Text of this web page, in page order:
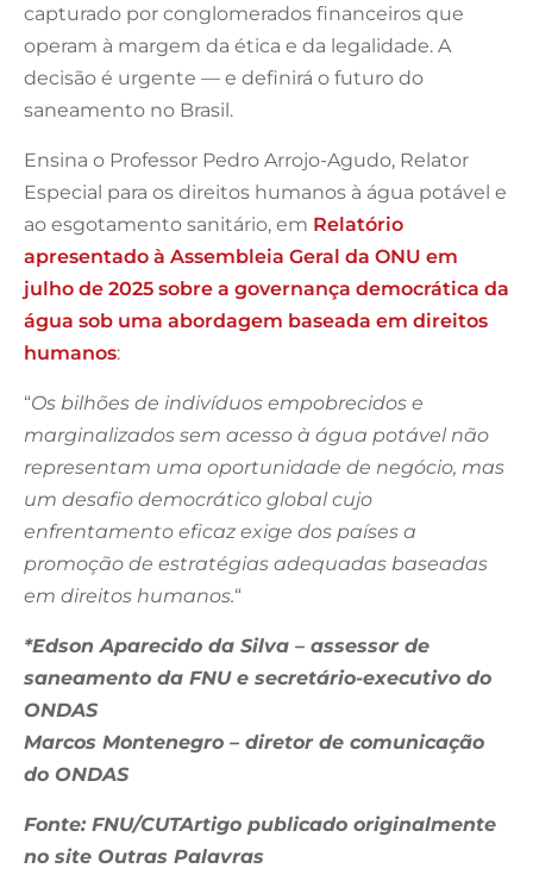
capturado por conglomerados financeiros que
operam à margem da ética e da legalidade. A
decisão é urgente — e definirá o futuro do
saneamento no Brasil.
Ensina o Professor Pedro Arrojo-Agudo, Relator
Especial para os direitos humanos à água potável e
ao esgotamento sanitário, em Relatório
apresentado à Assembleia Geral da ONU em
julho de 2025 sobre a governança democrática da
água sob uma abordagem baseada em direitos
humanos:
“Os bilhões de indivíduos empobrecidos e
marginalizados sem acesso à água potável não
representam uma oportunidade de negócio, mas
um desafio democrático global cujo
enfrentamento eficaz exige dos países a
promoção de estratégias adequadas baseadas
em direitos humanos.“
*Edson Aparecido da Silva – assessor de
saneamento da FNU e secretário-executivo do
ONDAS
Marcos Montenegro – diretor de comunicação
do ONDAS
Fonte: FNU/CUTArtigo publicado originalmente
no site Outras Palavras